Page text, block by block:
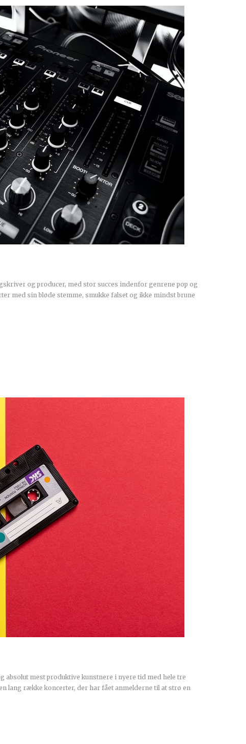
og producer, med stor succes indenfor genrene pop og
med sin bløde stemme, smukke falset og ikke mindst brune
mest produktive kunstnere i nyere tid med hele tre
lang række koncerter, der har fået anmelderne til at strø en